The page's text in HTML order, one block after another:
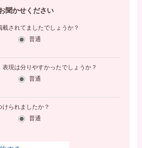
聞かせください
されてましたでしょうか？
普通
現は分りやすかったでしょうか？
普通
られましたか？
普通